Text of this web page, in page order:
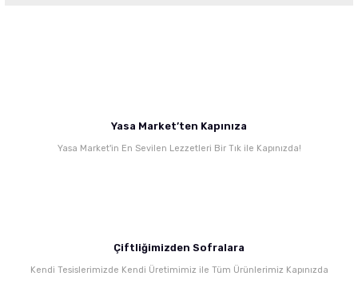
Ürün açıklamasında eksik bilgiler bulunuyor.
Yasa Market’ten Kapınıza
Yasa Market'in En Sevilen Lezzetleri Bir Tık ile Kapınızda!
Çiftliğimizden Sofralara
Kendi Tesislerimizde Kendi Üretimimiz ile Tüm Ürünlerimiz Kapınızda